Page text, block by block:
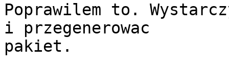
Poprawilem to. Wystarczy
i przegenerowac
pakiet.